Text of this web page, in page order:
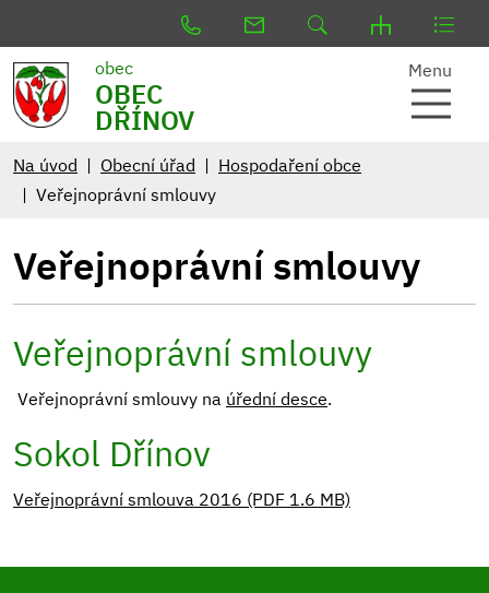
obec
OBEC
DŘÍNOV
Menu
Na úvod Obecní úřad
Hospodaření obce
Veřejnoprávní smlouvy
Veřejnoprávní smlouvy
Veřejnoprávní smlouvy
Veřejnoprávní smlouvy na úřední desce.
Sokol Dřínov
Veřejnoprávní smlouva 2016 (PDF 1.6 MB)